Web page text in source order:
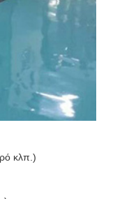
κλπ.)